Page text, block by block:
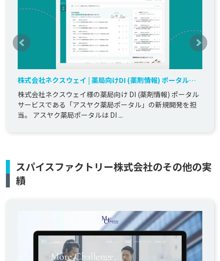
株式会社ネクスウェイ | 薬局向けDI (薬剤情報) ポータルサ
ービス 「アスヤク薬局ポータル」の開発
株式会社ネクスウェイ様の薬局向け DI (薬剤情報) ポータル
サービスである「アスヤク薬局ポータル」の新規開発を担
当。 アスヤク薬局ポータルは DI ...
スパイスファクトリー株式会社のその他の実
績